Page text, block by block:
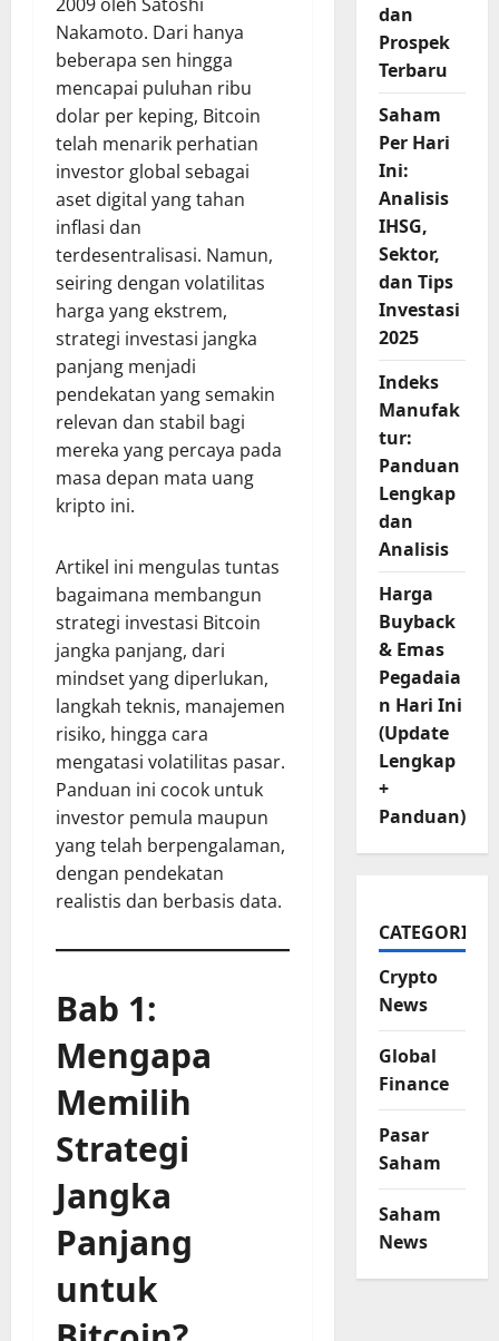
2009 oleh Satoshi
Nakamoto. Dari hanya
beberapa sen hingga
mencapai puluhan ribu
dolar per keping, Bitcoin
telah menarik perhatian
investor global sebagai
aset digital yang tahan
inflasi dan
terdesentralisasi. Namun,
seiring dengan volatilitas
harga yang ekstrem,
strategi investasi jangka
panjang menjadi
pendekatan yang semakin
relevan dan stabil bagi
mereka yang percaya pada
masa depan mata uang
kripto ini.
Artikel ini mengulas tuntas
bagaimana membangun
strategi investasi Bitcoin
jangka panjang, dari
mindset yang diperlukan,
langkah teknis, manajemen
risiko, hingga cara
mengatasi volatilitas pasar.
Panduan ini cocok untuk
investor pemula maupun
yang telah berpengalaman,
dengan pendekatan
realistis dan berbasis data.
Bab 1:
Mengapa
Memilih
Strategi
Jangka
Panjang
untuk
dan
Prospek
Terbaru
Saham
Per Hari
Ini:
Analisis
IHSG,
Sektor,
dan Tips
Investasi
2025
Indeks
Manufak
tur:
Panduan
Lengkap
dan
Analisis
Harga
Buyback
& Emas
Pegadaia
n Hari Ini
(Update
Lengkap
+
Panduan)
CATEGORIES
Crypto
News
Global
Finance
Pasar
Saham
Saham
News